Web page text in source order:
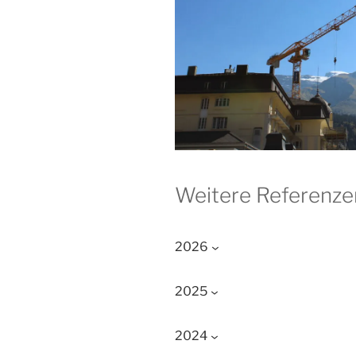
Weitere
2026
2025
2024